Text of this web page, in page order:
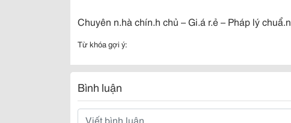
Chuyên n.hà chín.h chủ – Gi.á r.ẻ – Pháp lý chuẩ.n
Từ khóa gợi ý:
Bình luận